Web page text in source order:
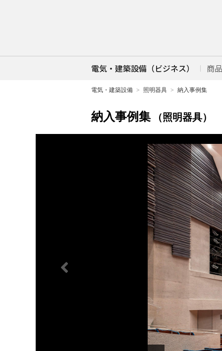
電気・建築設備（ビジネス） 商
電気・建築設備 照明器具 納入事例集
納入事例集 （照明器具）